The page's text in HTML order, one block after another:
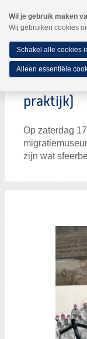
naar
Spring
de
inhoud
Spring
naar
hoofdmenu
Leden van
Financieel
Downloads
Bestuursstukken
Beleidsstukken
praktijk)
Op zaterdag
zijn wat
Wil je gebruik maken
Wij gebruiken cookies
Schakel alle cookies
Alleen essentiële